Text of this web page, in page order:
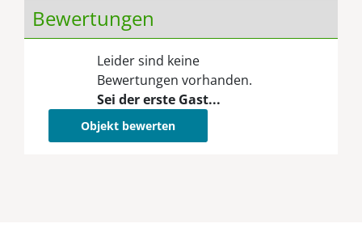
Bewertungen
Leider sind keine
Bewertungen vorhanden.
Sei der erste Gast...
Objekt bewerten